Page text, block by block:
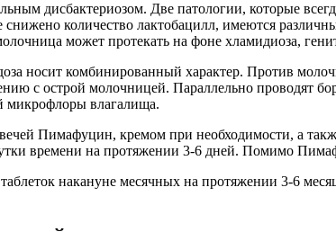
дисбактериозом. Две патологии, которые
количество лактобацилл, имеются
может протекать на фоне хламидиоза,
носит комбинированный характер. Против
с острой молочницей. Параллельно проводят
микрофлоры влагалища.
Пимафуцин, кремом при необходимости, а
времени на протяжении 3-6 дней. Помимо
накануне месячных на протяжении 3-6